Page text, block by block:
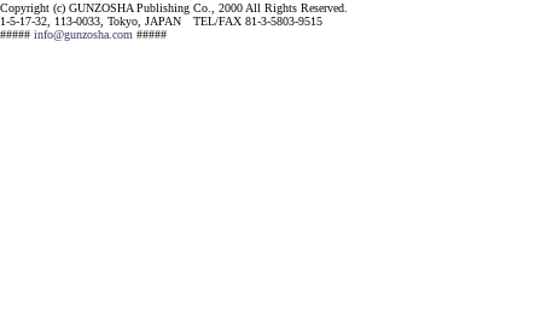
Copyright (c) GUNZOSHA Publishing Co., 2000 All Rights Reserved.
1-5-17-32, 113-0033, Tokyo, JAPAN TEL/FAX 81-3-5803-9515
##### info@gunzosha.com #####